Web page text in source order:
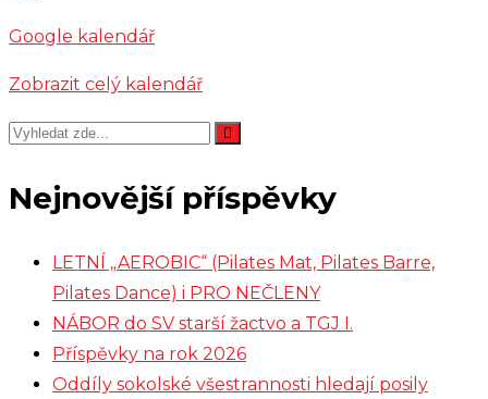
Google kalendář
Zobrazit celý kalendář
Nejnovější příspěvky
LETNÍ „AEROBIC“ (Pilates Mat, Pilates Barre,
Pilates Dance) i PRO NEČLENY
NÁBOR do SV starší žactvo a TGJ I.
Příspěvky na rok 2026
Oddíly sokolské všestrannosti hledají posily